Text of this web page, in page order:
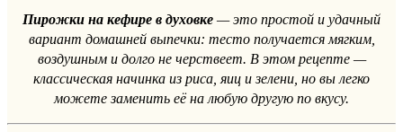
Пирожки на кефире в духовке — это простой и удачный
вариант домашней выпечки: тесто получается мягким,
воздушным и долго не черствеет. В этом рецепте —
классическая начинка из риса, яиц и зелени, но вы легко
можете заменить её на любую другую по вкусу.